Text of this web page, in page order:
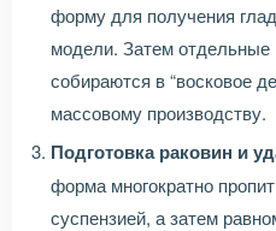
форму для получения
модели. Затем
собираются в “восковое
массовому производству.
Подготовка раковин и
форма многократно
суспензией, а затем